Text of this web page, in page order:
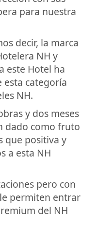
para nuestra
decir, la marca
NH y
este Hotel ha
categoría
NH.
y dos meses
dado como fruto
que positiva y
a esta NH
pero con
permiten entrar
del NH